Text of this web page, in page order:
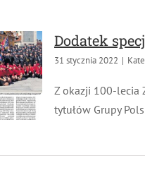
Dodatek
31 stycznia 2022 |
Z okazji 100-lecia
tytułów Grupy